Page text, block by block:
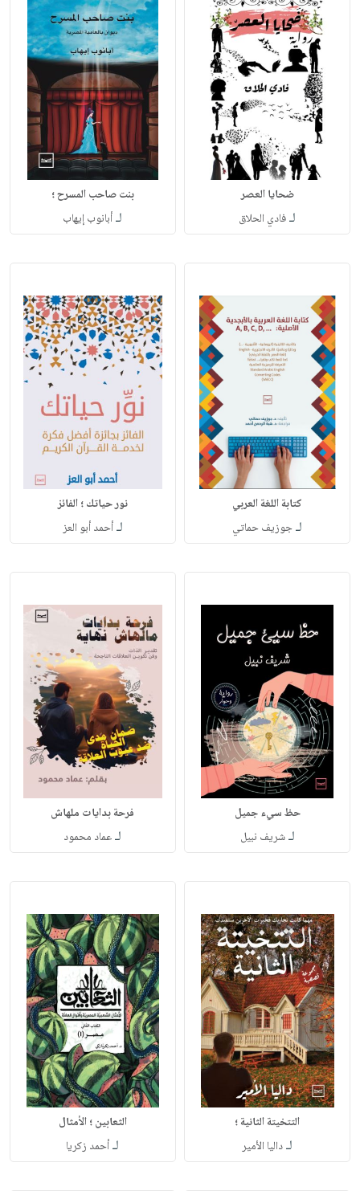
ضحايا العصر
لـفادي الحلاق
بنت صاحب المسرح ؛
لـأبانوب إيهاب
كتابة اللغة العربي
لـجوزيف حماتي
نور حياتك ؛ الفائز
لـأحمد أبو العز
حظ سيء جميل
لـشريف نبيل
فرحة بدايات ملهاش
لـعماد محمود
التتخيتة الثانية ؛
لـداليا الأمير
الثعابين ؛ الأمثال
لـأحمد زكريا